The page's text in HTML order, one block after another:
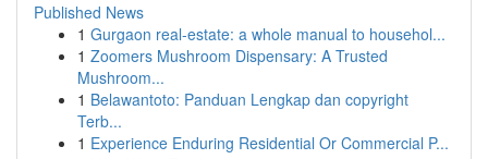
Published News
1 Gurgaon real-estate: a whole manual to househol...
1 Zoomers Mushroom Dispensary: A Trusted
Mushroom...
1 Belawantoto: Panduan Lengkap dan copyright
Terb...
1 Experience Enduring Residential Or Commercial P...